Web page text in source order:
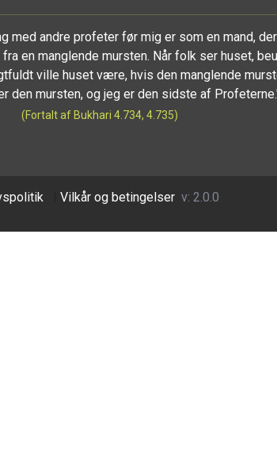
med andre profeter før mig er som en mand,
en manglende mursten. Når folk ser huset,
ville huset være, hvis den manglende
den mursten, og jeg er den sidste af
(Fortalt af Bukhari 4.734, 4.735)
Vilkår og betingelser v: 2.0.0